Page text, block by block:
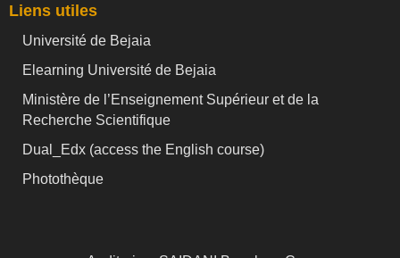
Liens utiles
Université de Bejaia
Elearning Université de Bejaia
Ministère de l’Enseignement Supérieur et de la
Recherche Scientifique
Dual_Edx (access the English course)
Photothèque